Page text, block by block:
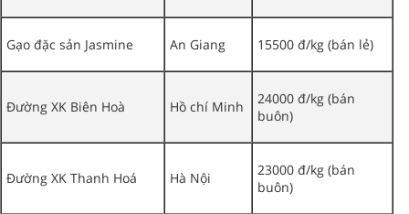
Gạo đặc sản Jasmine An Giang 15500 đ/kg (bán lẻ)
Đường XK Biên Hoà Hồ chí Minh
24000 đ/kg (bán
buôn)
Đường XK Thanh Hoá Hà Nội
23000 đ/kg (bán
buôn)